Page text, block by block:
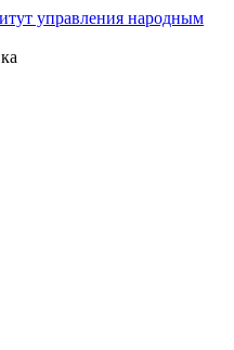
управления народным